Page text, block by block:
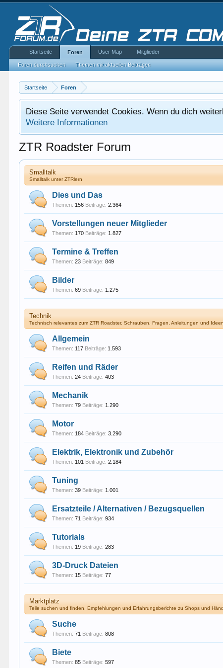
Startseite Foren
Diese Seite verwendet Cookies. Wenn du dich
Weitere Informationen
ZTR Roadster Forum
Smalltalk
Smalltalk unter ZTRlern
Dies und Das
Themen: 156 Beiträge: 2.364
Vorstellungen neuer Mitglieder
Themen: 170 Beiträge: 1.827
Termine & Treffen
Themen: 23 Beiträge: 849
Bilder
Themen: 69 Beiträge: 1.275
Technik
Technisch relevantes zum ZTR Roadster. Schrauben, Fragen, Anleitungen und Ideen
Allgemein
Themen: 117 Beiträge: 1.593
Reifen und Räder
Themen: 24 Beiträge: 403
Mechanik
Themen: 79 Beiträge: 1.290
Motor
Themen: 184 Beiträge: 3.290
Elektrik, Elektronik und Zubehör
Themen: 101 Beiträge: 2.184
Tuning
Themen: 39 Beiträge: 1.001
Ersatzteile / Alternativen / Bezugsquellen
Themen: 71 Beiträge: 934
Tutorials
Themen: 19 Beiträge: 283
3D-Druck Dateien
Themen: 15 Beiträge: 77
Marktplatz
Teile suchen und finden, Empfehlungen und Erfahrungsberichte zu Shops und
Suche
Themen: 71 Beiträge: 808
Biete
Themen: 85 Beiträge: 597
Startseite Foren
Foren durchsuchen Themen mit aktuellen Beiträgen
User Map Mitglieder